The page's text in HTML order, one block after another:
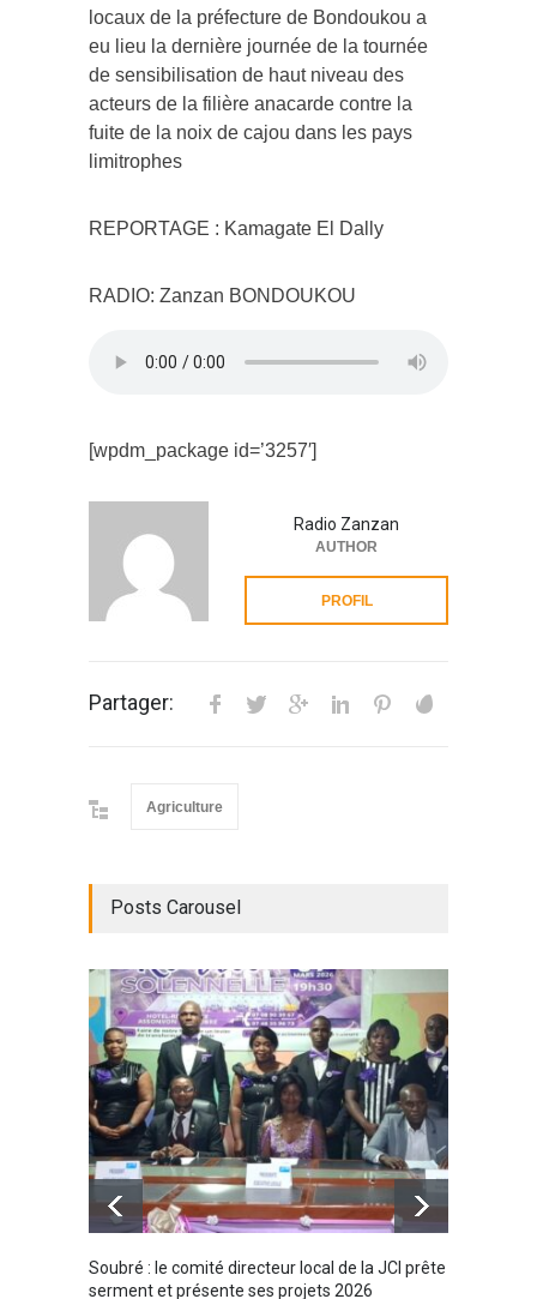
locaux de la préfecture de Bondoukou a
eu lieu la dernière journée de la tournée
de sensibilisation de haut niveau des
acteurs de la filière anacarde contre la
fuite de la noix de cajou dans les pays
limitrophes
REPORTAGE : Kamagate El Dally
RADIO: Zanzan BONDOUKOU
[wpdm_package id=’3257′]
Radio Zanzan
AUTHOR
PROFIL
Partager:
Agriculture
Posts Carousel
Soubré : le comité directeur local de la JCI prête
serment et présente ses projets 2026